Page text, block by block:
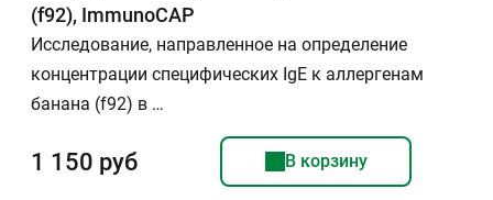
(f92), ImmunoCAP
Исследование, направленное на определение
концентрации специфических IgE к аллергенам
банана (f92) в …
1 150 руб В корзину